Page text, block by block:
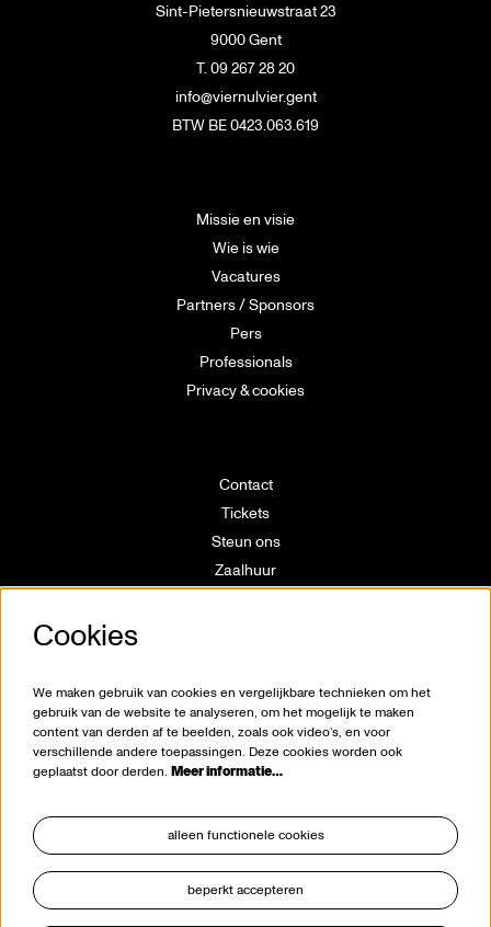
Sint-Pietersnieuwstraat 23
9000 Gent
T. 09 267 28 20
info@viernulvier.gent
BTW BE 0423.063.619
Missie en visie
Wie is wie
Vacatures
Partners / Sponsors
Pers
Professionals
Privacy & cookies
Contact
Tickets
Steun ons
Zaalhuur
Huisregels
Klokkenluiderswet
blijf op de hoogte
Cookies
We maken gebruik van cookies en vergelijkbare technieken om het
gebruik van de website te analyseren, om het mogelijk te maken
content van derden af te beelden, zoals ook video’s, en voor
verschillende andere toepassingen. Deze cookies worden ook
geplaatst door derden. Meer informatie…
alleen functionele cookies
beperkt accepteren